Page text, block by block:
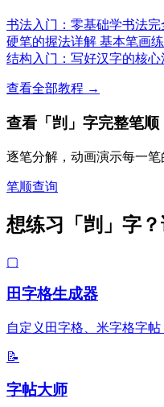
书法入门：零基础学书法完
硬笔的握法详解 基本笔画
结构入门：写好汉字的核心
查看全部教程 →
查看「剀」字完整笔顺
逐笔分解，动画演示每一笔
笔顺查询
想练习「剀」字
▢
田字格生成器
自定义田字格、米字格字
📝
字帖大师